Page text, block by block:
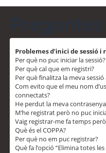
Problemes d’inici de sessió i
Per què no puc iniciar la sessió?
Per què cal que em registri?
Per què finalitza la meva
Com evito que el meu nom
connectats?
He perdut la meva
M’he registrat però no puc
Vaig registrar-me fa temps
Què és el COPPA?
Per què no em puc registrar?
Què fa l’opció “Elimina totes